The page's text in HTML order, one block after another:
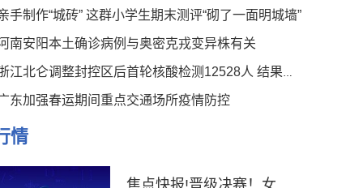
手制作“城砖” 这群小学生期末测评“砌了一面明城墙”
南安阳本土确诊病例与奥密克戎变异株有关
江北仑调整封控区后首轮核酸检测12528人 结果均为阴性
东加强春运期间重点交通场所疫情防控
情
焦点快报!晋级决赛！女篮亚洲杯中国队战胜澳大利亚队，明日将对阵日本